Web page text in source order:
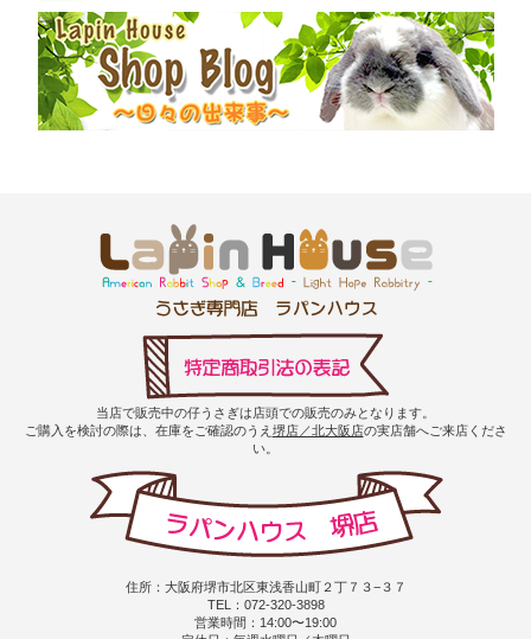
当店で販売中の仔うさぎは店頭での販売のみとなります。
ご購入を検討の際は、在庫をご確認のうえ 堺店／北大阪店の実店舗へご来店くださ
い。
住所：大阪府堺市北区東浅香山町２丁７３−３７
TEL：072-320-3898
営業時間：14:00〜19:00